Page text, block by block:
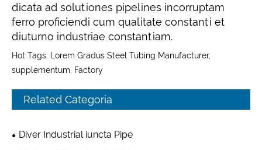
dicata ad solutiones pipelines incorruptam
ferro proficiendi cum qualitate constanti et
diuturno industriae constantiam.
Hot Tags: Lorem Gradus Steel Tubing Manufacturer,
supplementum, Factory
Related Categoria
Diver Industrial iuncta Pipe